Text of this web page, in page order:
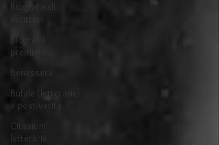
Biografie di
scrittori
Biografie
premiate
Benessere
Bufale (letterarie)
e post-verità
Citazioni
letterarie